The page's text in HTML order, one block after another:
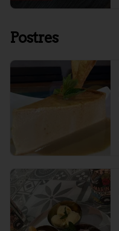
Postres